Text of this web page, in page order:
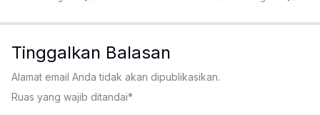
Tinggalkan Balasan
Alamat email Anda tidak akan dipublikasikan.
Ruas yang wajib ditandai*